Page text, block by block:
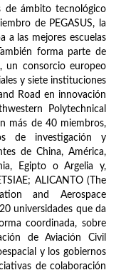
de ámbito tecnológico
de PEGASUS, la
a las mejores escuelas
forma parte de
un consorcio europeo
y siete instituciones
Road en innovación
Polytechnical
más de 40 miembros,
de investigación y
de China, América,
Egipto o Argelia y,
ALICANTO (The
and Aerospace
universidades que da
coordinada, sobre
de Aviación Civil
y los gobiernos
de colaboración